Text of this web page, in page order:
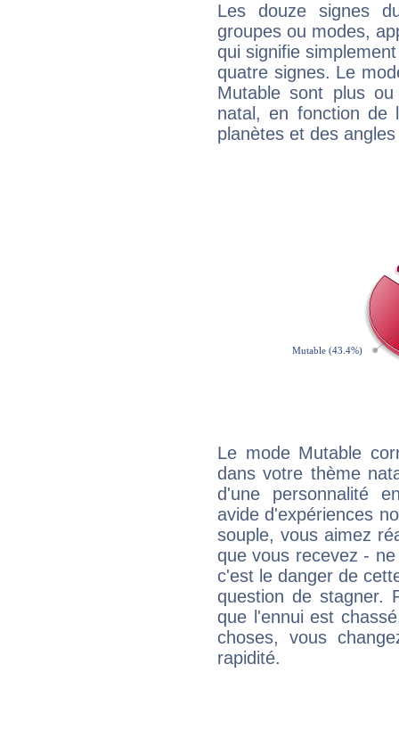
Les douze signes
groupes ou modes,
qui signifie
quatre signes. Le
Mutable sont plus
natal, en fonction de
planètes et des
Le mode Mutable
dans votre thème
d'une personnalité
avide d'expériences
souple, vous aimez
que vous recevez -
c'est le danger de
question de stagner.
que l'ennui est
choses, vous
rapidité.